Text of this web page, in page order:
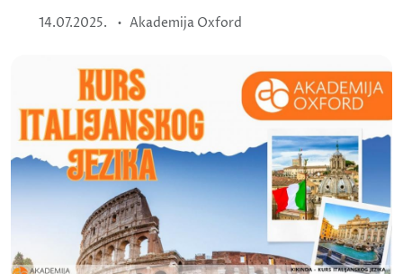
14.07.2025. • Akademija Oxford